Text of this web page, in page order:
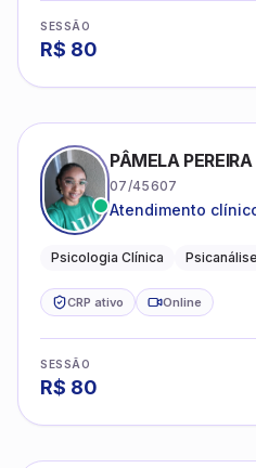
SESSÃO
R$ 80
PÂMELA PEREIRA
07/45607
Atendimento
crianças
Psicologia Clínica Psicanálise
CRP ativo Online
SESSÃO
R$ 80